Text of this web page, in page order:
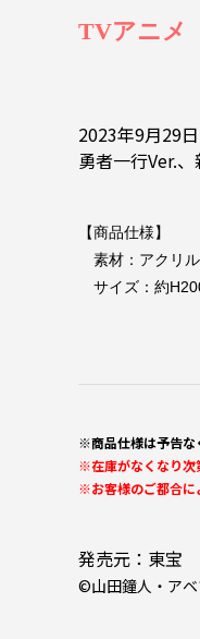
TVアニメ
2023年9月29
勇者一行Ver.
【商品仕様】
素材：アクリル
サイズ：約
※商品仕様は予告な
※在庫がなくなり次
※お客様のご都合に
発売元：東宝
©山田鐘人・ア